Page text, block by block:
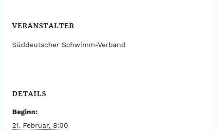
DETAILS
Beginn:
21. Februar, 8:00
VERANSTALTER
Süddeutscher Schwimm-Verband